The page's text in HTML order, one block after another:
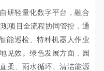
轻量化数字平台，融合
项目全流程协同管控，通
能巡检、特种机器人作业
见效。绿色发展方面，园
柔、雨水循环、清洁能源